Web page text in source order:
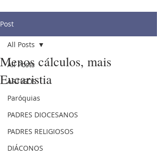
Post
All Posts
ARTIGOS
Paróquias
PADRES DIOCESANOS
PADRES RELIGIOSOS
DIÁCONOS
All Posts
Menos cálculos, mais
Eucaristia